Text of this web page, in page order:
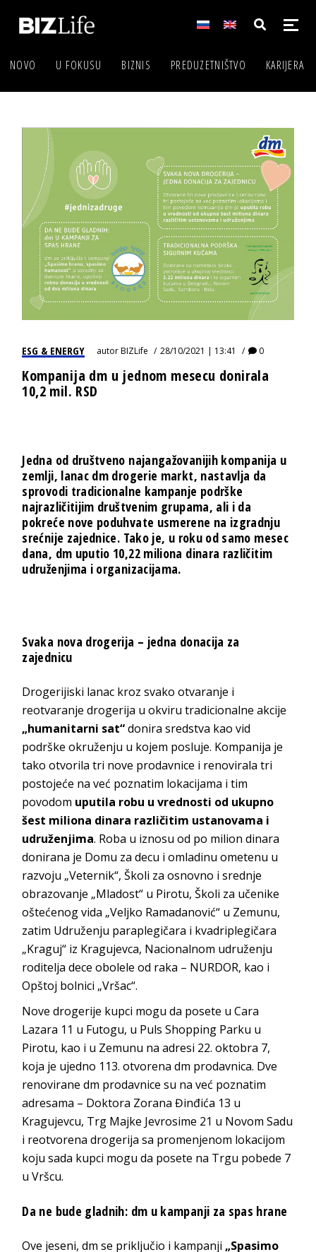
NOVO U FOKUSU BIZNIS PREDUZETNIŠTVO KARIJERA
ESG & ENERGY autorBIZLife 28/10/2021 | 13:41 0
Kompanija dm u jednom mesecu donirala
10,2 mil. RSD
Jedna od društveno najangažovanijih kompanija u
zemlji, lanac dm drogerie markt, nastavlja da
sprovodi tradicionalne kampanje podrške
najrazličitijim društvenim grupama, ali i da
pokreće nove poduhvate usmerene na izgradnju
srećnije zajednice. Tako je, u roku od samo mesec
dana, dm uputio 10,22 miliona dinara različitim
udruženjima i organizacijama.
Svaka nova drogerija – jedna donacija za
zajednicu
Drogerijiski lanac kroz svako otvaranje i
reotvaranje drogerija u okviru tradicionalne akcije
„humanitarni sat“donira sredstva kao vid
podrške okruženju u kojem posluje. Kompanija je
tako otvorila tri nove prodavnice i renovirala tri
postojeće na već poznatim lokacijama i tim
povodom uputila robu u vrednosti od ukupno
šest miliona dinara različitim ustanovama i
udruženjima. Roba u iznosu od po milion dinara
donirana je Domu za decu i omladinu ometenu u
razvoju „Veternik“, Školi za osnovno i srednje
obrazovanje „Mladost“ u Pirotu, Školi za učenike
oštećenog vida „Veljko Ramadanović“ u Zemunu,
zatim Udruženju paraplegičara i kvadriplegičara
„Kraguj“ iz Kragujevca, Nacionalnom udruženju
roditelja dece obolele od raka – NURDOR, kao i
Opštoj bolnici „Vršac“.
Nove drogerije kupci mogu da posete u Cara
Lazara 11 u Futogu, u Puls Shopping Parku u
Pirotu, kao i u Zemunu na adresi 22. oktobra 7,
koja je ujedno 113. otvorena dm prodavnica. Dve
renovirane dm prodavnice su na već poznatim
adresama – Doktora Zorana Đinđića 13 u
Kragujevcu, Trg Majke Jevrosime 21 u Novom Sadu
i reotvorena drogerija sa promenjenom lokacijom
koju sada kupci mogu da posete na Trgu pobede 7
u Vršcu.
Da ne bude gladnih: dm u kampanji za spas hrane
Ove jeseni, dm se priključio i kampanji „Spasimo